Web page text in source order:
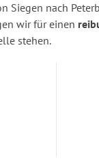
Siegen nach
wir für einen
stehen.